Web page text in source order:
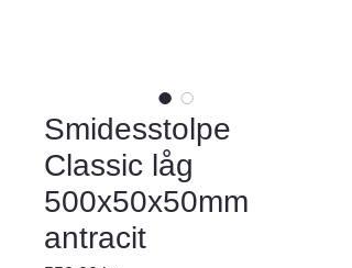
Smidesstolpe
Classic låg
500x50x50mm
antracit